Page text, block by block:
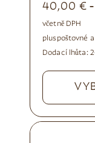
40,00 € -
včetně DPH
pluspoštovné
Dodací lhůta: